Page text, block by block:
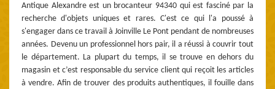
Antique Alexandre est un brocanteur 94340 qui est fasciné par la
recherche d'objets uniques et rares. C'est ce qui l'a poussé à
s'engager dans ce travail à Joinville Le Pont pendant de nombreuses
années. Devenu un professionnel hors pair, il a réussi à couvrir tout
le département. La plupart du temps, il se trouve en dehors du
magasin et c’est responsable du service client qui reçoit les articles
à vendre. Afin de trouver des produits authentiques, il fouille dans